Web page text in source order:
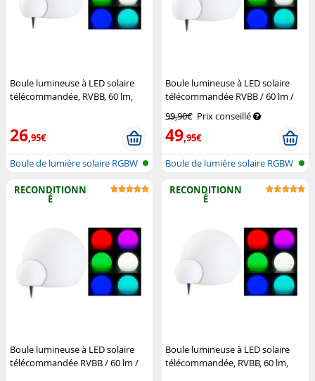
Boule lumineuse à LED solaire
télécommandée, RVBB, 60 lm,
26,95€
Boule de lumière solaire RGBW
Boule lumineuse à LED solaire
télécommandée RVBB / 60 lm /
Lunartec
99,90€ Prix conseillé
49,95€
Boule de lumière solaire RGBW
RECONDITIONN
É
Boule lumineuse à LED solaire
télécommandée RVBB / 60 lm /
RECONDITIONN
É
Boule lumineuse à LED solaire
télécommandée, RVBB, 60 lm,